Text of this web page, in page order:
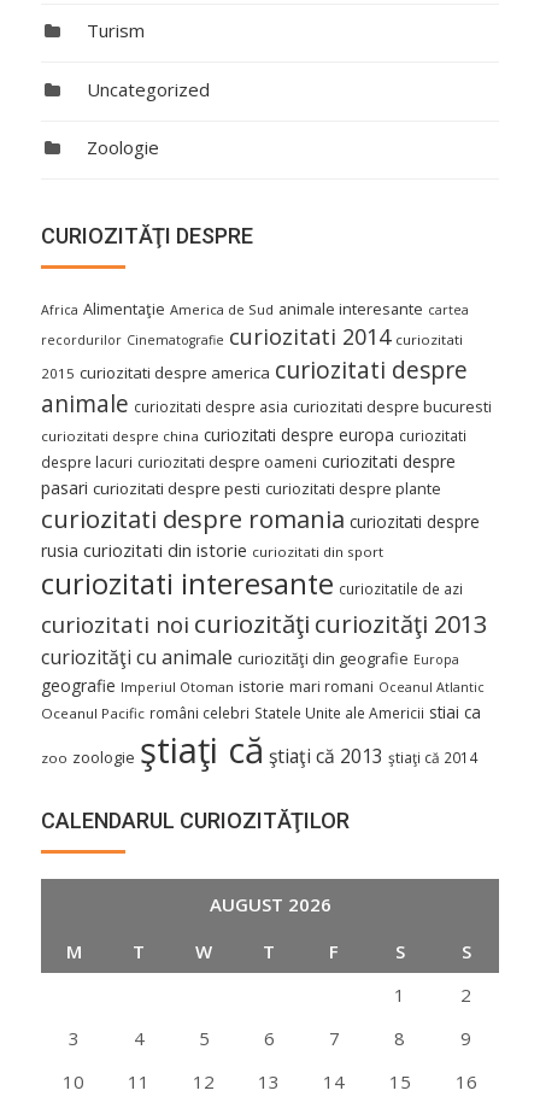
Turism
Uncategorized
Zoologie
CURIOZITĂŢI DESPRE
Africa Alimentaţie America de Sud animale interesante cartea
recordurilor Cinematografie curiozitati 2014 curiozitati
2015 curiozitati despre america curiozitati despre
animale curiozitati despre asia curiozitati despre bucuresti
curiozitati despre china curiozitati despre europa curiozitati
despre lacuri curiozitati despre oameni curiozitati despre
pasari curiozitati despre pesti curiozitati despre plante
curiozitati despre romania curiozitati despre
rusia curiozitati din istorie curiozitati din sport
curiozitati interesante curiozitatile de azi
curiozitati noi curiozităţi curiozităţi 2013
curiozităţi cu animale curiozităţi din geografie Europa
geografie Imperiul Otoman istorie mari romani Oceanul Atlantic
Oceanul Pacific români celebri Statele Unite ale Americii stiai ca
zoo zoologie ştiaţi că ştiaţi că 2013 ştiaţi că 2014
CALENDARUL CURIOZITĂŢILOR
AUGUST 2026
M
T W T F S
S
1
2
3
4 5 6 7 8
9
10
11 12 13 14 15
16